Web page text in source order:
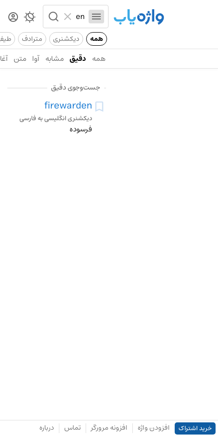
همه دیکشنری مترادف
همه دقیق مشابه آوا متن
جست‌وجوی دقیق
firewarden
دیکشنری انگلیسی به فارسی
فرسوده
خرید اشتراک افزودن واژه افزونه مرورگر تماس درباره